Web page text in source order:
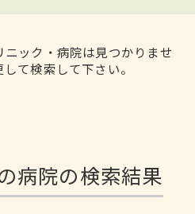
ック・病院は見つかりませ
て検索して下さい。
病院の検索結果